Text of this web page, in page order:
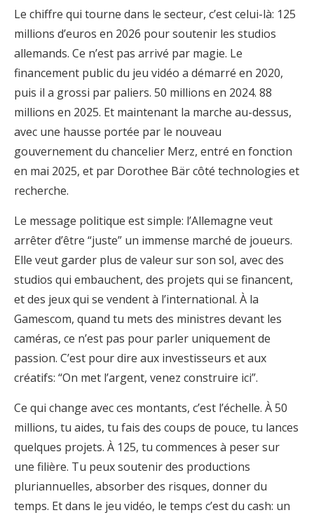
Le chiffre qui tourne dans le secteur, c’est celui-là: 125
millions d’euros en 2026 pour soutenir les studios
allemands. Ce n’est pas arrivé par magie. Le
financement public du jeu vidéo a démarré en 2020,
puis il a grossi par paliers. 50 millions en 2024. 88
millions en 2025. Et maintenant la marche au-dessus,
avec une hausse portée par le nouveau
gouvernement du chancelier Merz, entré en fonction
en mai 2025, et par Dorothee Bär côté technologies et
recherche.
Le message politique est simple: l’Allemagne veut
arrêter d’être “juste” un immense marché de joueurs.
Elle veut garder plus de valeur sur son sol, avec des
studios qui embauchent, des projets qui se financent,
et des jeux qui se vendent à l’international. À la
Gamescom, quand tu mets des ministres devant les
caméras, ce n’est pas pour parler uniquement de
passion. C’est pour dire aux investisseurs et aux
créatifs: “On met l’argent, venez construire ici”.
Ce qui change avec ces montants, c’est l’échelle. À 50
millions, tu aides, tu fais des coups de pouce, tu lances
quelques projets. À 125, tu commences à peser sur
une filière. Tu peux soutenir des productions
pluriannuelles, absorber des risques, donner du
temps. Et dans le jeu vidéo, le temps c’est du cash: un